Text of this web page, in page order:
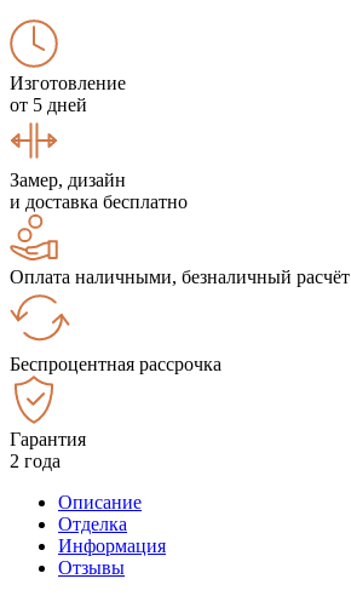
Изготовление
от 5 дней
Замер, дизайн
и доставка бесплатно
Оплата наличными, безналичный расчёт
Беспроцентная рассрочка
Гарантия
2 года
Описание
Отделка
Информация
Отзывы